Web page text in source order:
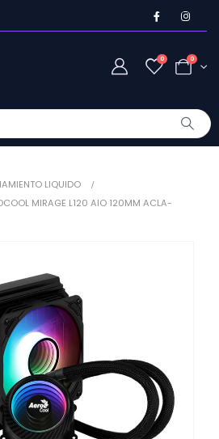
0 0
LIQUIDO
MIRAGE L120 AIO 120MM ACLA-